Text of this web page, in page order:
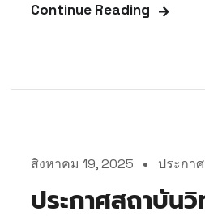
Continue Reading
สิงหาคม 19, 2025 ประกา
ประกาศสถาบัน